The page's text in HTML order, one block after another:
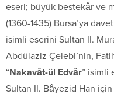
eseri; büyük bestekâr ve
(1360-1435) Bursa’ya
isimli eserini Sultan II.
Abdülaziz Çelebi’nin,
“Nakavât-ül Edvâr” isimli
Sultan II. Bâyezid Han için